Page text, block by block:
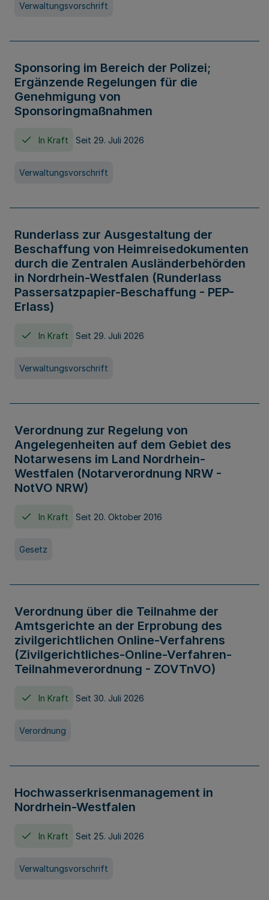
Verwaltungsvorschrift
Sponsoring im Bereich der Polizei;
Ergänzende Regelungen für die
Genehmigung von
Sponsoringmaßnahmen
In Kraft Seit 29. Juli 2026
Verwaltungsvorschrift
Runderlass zur Ausgestaltung der
Beschaffung von Heimreisedokumenten
durch die Zentralen Ausländerbehörden
in Nordrhein-Westfalen (Runderlass
Passersatzpapier-Beschaffung - PEP-
Erlass)
In Kraft Seit 29. Juli 2026
Verwaltungsvorschrift
Verordnung zur Regelung von
Angelegenheiten auf dem Gebiet des
Notarwesens im Land Nordrhein-
Westfalen (Notarverordnung NRW -
NotVO NRW)
In Kraft Seit 20. Oktober 2016
Gesetz
Verordnung über die Teilnahme der
Amtsgerichte an der Erprobung des
zivilgerichtlichen Online-Verfahrens
(Zivilgerichtliches-Online-Verfahren-
Teilnahmeverordnung - ZOVTnVO)
In Kraft Seit 30. Juli 2026
Verordnung
Hochwasserkrisenmanagement in
Nordrhein-Westfalen
In Kraft Seit 25. Juli 2026
Verwaltungsvorschrift